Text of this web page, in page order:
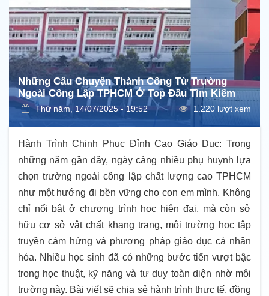
Những Câu Chuyện Thành Công Từ Trường
Ngoài Công Lập TPHCM Ở Top Đầu Tìm Kiếm
Thứ năm, 14/07/2025 - 19:52 1.220 lượt xem
Hành Trình Chinh Phục Đỉnh Cao Giáo Dục: Trong
những năm gần đây, ngày càng nhiều phụ huynh lựa
chọn trường ngoài công lập chất lượng cao TPHCM
như một hướng đi bền vững cho con em mình. Không
chỉ nổi bật ở chương trình học hiện đại, mà còn sở
hữu cơ sở vật chất khang trang, môi trường học tập
truyền cảm hứng và phương pháp giáo dục cá nhân
hóa. Nhiều học sinh đã có những bước tiến vượt bậc
trong học thuật, kỹ năng và tư duy toàn diện nhờ môi
trường này. Bài viết sẽ chia sẻ hành trình thực tế, đồng